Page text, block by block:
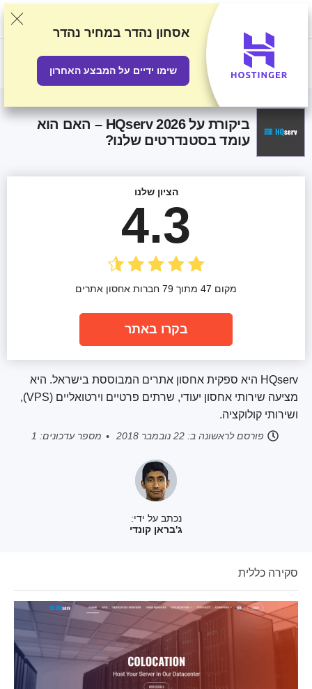
אנו מדרגים ספקים על סמך בדיקות ומחקר קפדניים, אך גם לוקחים בחשבון את
המשוב שלכם ואת ההסכמים המסחריים שיש לנו עם ספקים. עמוד זה מכיל
קישורים לשותפים.
גילוי נאות פרסומי
ביקורת על HQserv 2026 – האם הוא
עומד בסטנדרטים שלנו?
נכתב על ידי:
ג'בראן קונדי
HQserv היא ספקית אחסון אתרים המבוססת בישראל. היא
מציעה שירותי אחסון יעודי, שרתים פרטיים וירטואליים (VPS),
ושירותי קולוקציה.
פורסם לראשונה ב: 22 נובמבר 2018 מספר עדכונים: 1
הציון שלנו
4.3
מקום 47 מתוך 79 חברות אחסון אתרים
בקרו באתר
סקירה כללית
אסחון נהדר במחיר נהדר
שימו ידיים על המבצע האחרון